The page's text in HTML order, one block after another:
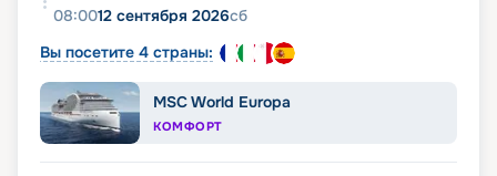
08:0012 сентября 2026сб
Вы посетите 4 страны:
MSC World Europa
КОМФОРТ